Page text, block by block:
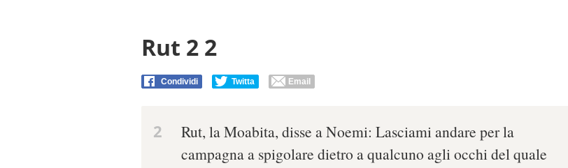
Rut 2 2
Condividi Twitta Email
2
Rut, la Moabita, disse a Noemi: Lasciami andare per la
campagna a spigolare dietro a qualcuno agli occhi del quale